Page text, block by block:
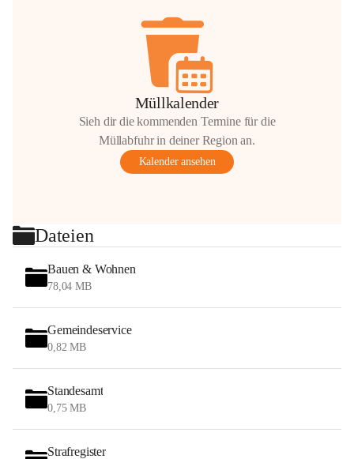
Müllkalender
Sieh dir die kommenden Termine für die
Müllabfuhr in deiner Region an.
Kalender ansehen
Dateien
Bauen & Wohnen
78,04 MB
Gemeindeservice
0,82 MB
Standesamt
0,75 MB
Strafregister